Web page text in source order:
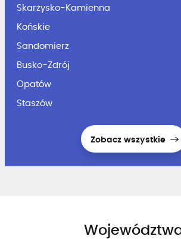
Skarżysko-Kamienna
Końskie
Sandomierz
Busko-Zdrój
Opatów
Staszów
Zobacz wszystkie